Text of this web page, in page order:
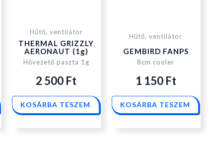
Hűtő, ventilátor
THERMAL GRIZZLY
AERONAUT (1g)
Hővezető paszta 1g
2 500 Ft
KOSÁRBA TESZEM
Hűtő, ventilátor
GEMBIRD FANPS
8cm cooler
1 150 Ft
KOSÁRBA TESZEM